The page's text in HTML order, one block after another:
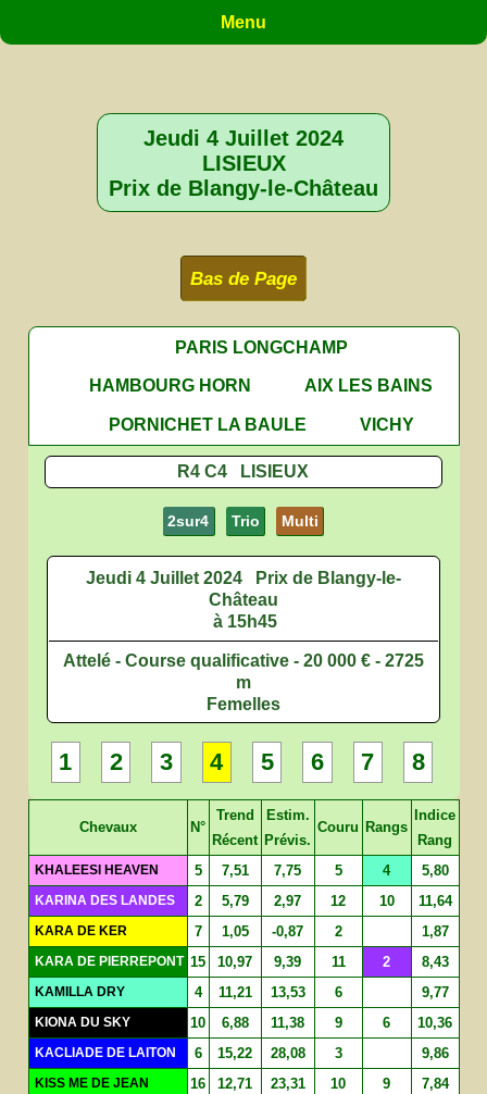
Menu
Jeudi 4 Juillet 2024
LISIEUX
Prix de Blangy-le-Château
Bas de Page
PARIS LONGCHAMP
HAMBOURG HORN
AIX LES BAINS
PORNICHET LA BAULE
VICHY
R4 C4 LISIEUX
2sur4 Trio Multi
Jeudi 4 Juillet 2024
Prix de Blangy-le-
Château
à 15h45
Attelé - Course qualificative - 20 000 € - 2725
m
Femelles
1 2 3 4 5 6 7 8
Chevaux N°
Trend
Récent
Estim.
Prévis.
Couru Rangs
Indice
Rang
KHALEESI HEAVEN 5 7,51 7,75 5 4 5,80
KARINA DES LANDES 2 5,79 2,97 12 10 11,64
KARA DE KER 7 1,05 -0,87 2 1,87
KARA DE PIERREPONT 15 10,97 9,39 11 2 8,43
KAMILLA DRY 4 11,21 13,53 6 9,77
KIONA DU SKY 10 6,88 11,38 9 6 10,36
KACLIADE DE LAITON 6 15,22 28,08 3 9,86
KISS ME DE JEAN 16 12,71 23,31 10 9 7,84